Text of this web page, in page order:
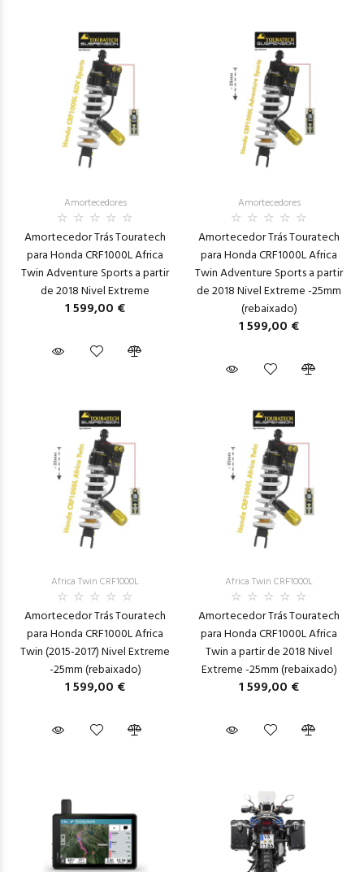
Amortecedores
Amortecedor Trás Touratech
para Honda CRF1000L Africa
Twin Adventure Sports a partir
de 2018 Nivel Extreme
1 599,00 €
Amortecedores
Amortecedor Trás Touratech
para Honda CRF1000L Africa
Twin Adventure Sports a partir
de 2018 Nivel Extreme -25mm
(rebaixado)
1 599,00 €
Africa Twin CRF1000L
Amortecedor Trás Touratech
para Honda CRF1000L Africa
Twin (2015-2017) Nivel Extreme
-25mm (rebaixado)
1 599,00 €
Africa Twin CRF1000L
Amortecedor Trás Touratech
para Honda CRF1000L Africa
Twin a partir de 2018 Nivel
Extreme -25mm (rebaixado)
1 599,00 €